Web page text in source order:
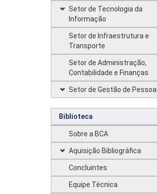
Setor de Tecnologia da
Informação
Setor de Infraestrutura e
Transporte
Setor de Administração,
Contabilidade e Finanças
Setor de Gestão de
Biblioteca
Sobre a BCA
Aquisição Bibliográfica
Concluintes
Equipe Técnica